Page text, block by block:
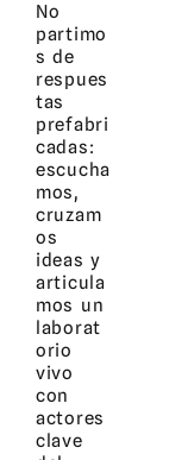
No
partimo
s de
respues
tas
prefabri
cadas:
escucha
mos,
cruzam
os
ideas y
articula
mos un
laborat
orio
vivo
con
actores
clave